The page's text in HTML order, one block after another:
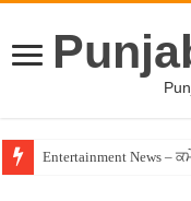
Entertainment News –